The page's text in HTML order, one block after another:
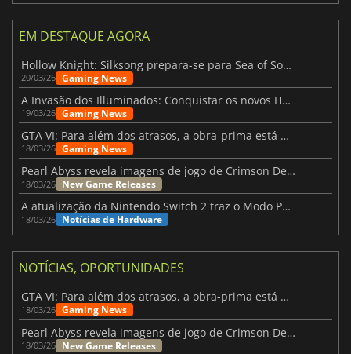
EM DESTAQUE AGORA
Hollow Knight: Silksong prepara-se para Sea of Sorrow com um patch
20/03/26 Gaming News
A Invasão dos Illuminados: Conquistar os novos Helldivers 2 Atualização!
19/03/26 Gaming News
GTA VI: Para além dos atrasos, a obra-prima está quase a chegar
18/03/26 Gaming News
Pearl Abyss revela imagens de jogo de Crimson Desert para a PS5
18/03/26 New Game Releases
A atualização da Nintendo Switch 2 traz o Modo Portátil aos jogos mais antigos da Switch
18/03/26 Notícias de Hardware
NOTÍCIAS, OPORTUNIDADES
GTA VI: Para além dos atrasos, a obra-prima está quase a chegar
18/03/26 Gaming News
Pearl Abyss revela imagens de jogo de Crimson Desert para a PS5
18/03/26 New Game Releases